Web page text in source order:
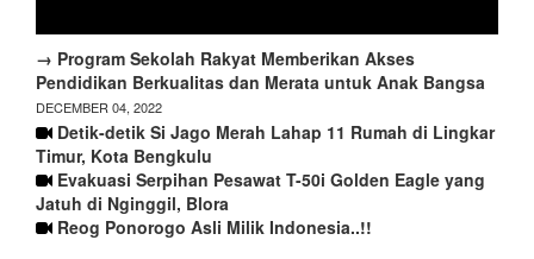
→ Program Sekolah Rakyat Memberikan Akses
Pendidikan Berkualitas dan Merata untuk Anak Bangsa
DECEMBER 04, 2022
Detik-detik Si Jago Merah Lahap 11 Rumah di Lingkar
Timur, Kota Bengkulu
Evakuasi Serpihan Pesawat T-50i Golden Eagle yang
Jatuh di Nginggil, Blora
Reog Ponorogo Asli Milik Indonesia..!!